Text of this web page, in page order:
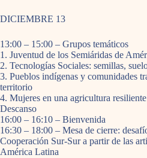
DICIEMBRE 13
13:00 – 15:00 – Grupos temáticos
1. Juventud de los Semiáridas de
2. Tecnologías Sociales: semillas,
3. Pueblos indígenas y comunidades
territorio
4. Mujeres en una agricultura
Descanso
16:00 – 16:10 – Bienvenida
16:30 – 18:00 – Mesa de cierre:
Cooperación Sur-Sur a partir de las
América Latina